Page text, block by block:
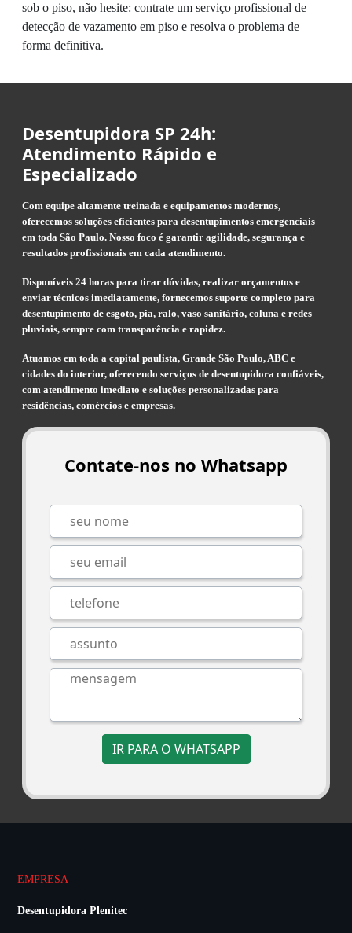
sob o piso, não hesite: contrate um serviço profissional de
detecção de vazamento em piso e resolva o problema de
forma definitiva.
Desentupidora SP 24h:
Atendimento Rápido e
Especializado
Com equipe altamente treinada e equipamentos modernos,
oferecemos soluções eficientes para desentupimentos emergenciais
em toda São Paulo. Nosso foco é garantir agilidade, segurança e
resultados profissionais em cada atendimento.
Disponíveis 24 horas para tirar dúvidas, realizar orçamentos e
enviar técnicos imediatamente, fornecemos suporte completo para
desentupimento de esgoto, pia, ralo, vaso sanitário, coluna e redes
pluviais, sempre com transparência e rapidez.
Atuamos em toda a capital paulista, Grande São Paulo, ABC e
cidades do interior, oferecendo serviços de desentupidora confiáveis,
com atendimento imediato e soluções personalizadas para
residências, comércios e empresas.
Contate-nos no Whatsapp
IR PARA O WHATSAPP
EMPRESA
Desentupidora Plenitec